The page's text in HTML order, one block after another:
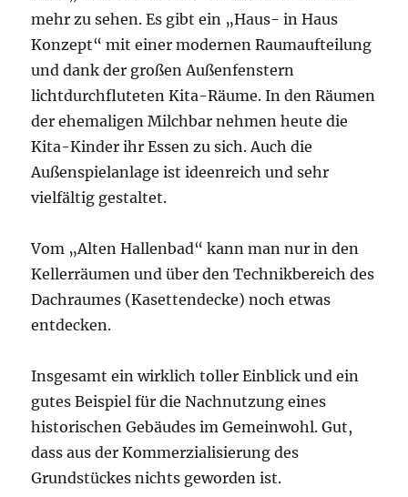
mehr zu sehen. Es gibt ein „Haus- in Haus
Konzept“ mit einer modernen Raumaufteilung
und dank der großen Außenfenstern
lichtdurchfluteten Kita-Räume. In den Räumen
der ehemaligen Milchbar nehmen heute die
Kita-Kinder ihr Essen zu sich. Auch die
Außenspielanlage ist ideenreich und sehr
vielfältig gestaltet.
Vom „Alten Hallenbad“ kann man nur in den
Kellerräumen und über den Technikbereich des
Dachraumes (Kasettendecke) noch etwas
entdecken.
Insgesamt ein wirklich toller Einblick und ein
gutes Beispiel für die Nachnutzung eines
historischen Gebäudes im Gemeinwohl. Gut,
dass aus der Kommerzialisierung des
Grundstückes nichts geworden ist.